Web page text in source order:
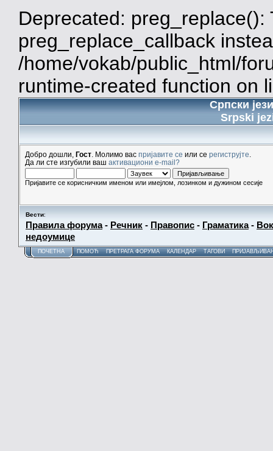
Deprecated:
preg_replace_callback
/home/vokab/public_html/
runtime-created function on
Српски
Srpski
Добро дошли, Гост . Молимо вас пријавите се или се региструјте
Да ли сте изгубили ваш активациони e-mail?
Пријавите се корисничким именом или имејлом, лозинком и дужином сесије
Вести:
Правила форума- Речник - Правопис - Граматика-
недоумице
ПОЧЕТНА ПОМОЋ ПРЕТРАГА ФОРУМА КАЛЕНДАР ТАГОВИ